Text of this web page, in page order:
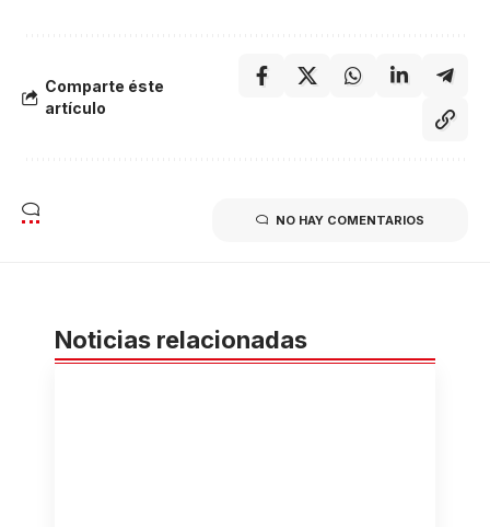
Comparte éste
artículo
NO HAY COMENTARIOS
Noticias relacionadas